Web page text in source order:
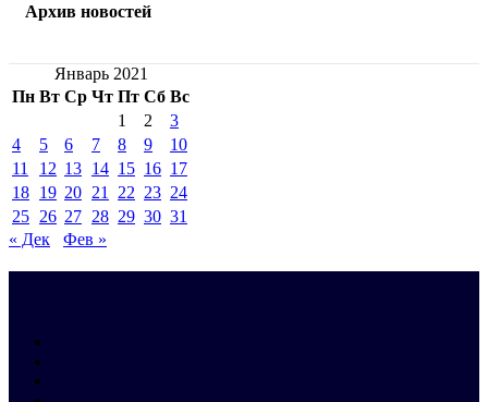
Архив новостей
Январь 2021
Пн Вт Ср Чт Пт Сб Вс
1
2
3
4
5 6 7 8 9
10
11
12 13 14 15 16 17
18 19 20 21 22 23 24
25 26 27 28 29 30 31
« Дек
Фев »